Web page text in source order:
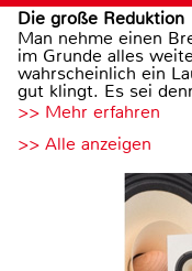
Die große Reduktion
Man nehme einen
im Grunde alles
wahrscheinlich ein
gut klingt. Es sei
>> Mehr erfahren
>> Alle anzeigen